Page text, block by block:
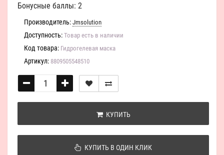
Бонусные баллы: 2
Производитель: Jmsolution
Доступность: Товар есть в наличии
Код товара: Гидрогелевая маска
Артикул: 8809505548510
КУПИТЬ
КУПИТЬ В ОДИН КЛИК